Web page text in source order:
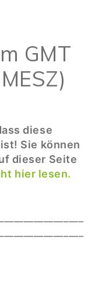
GMT
diese
Sie können
dieser Seite
hier lesen.